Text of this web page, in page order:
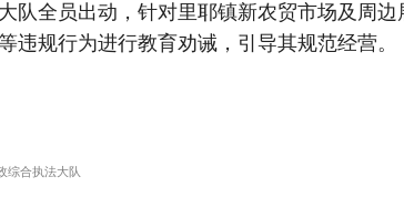
队全员出动，针对里耶镇新农贸市场及周
违规行为进行教育劝诫，引导其规范经营。
综合执法大队